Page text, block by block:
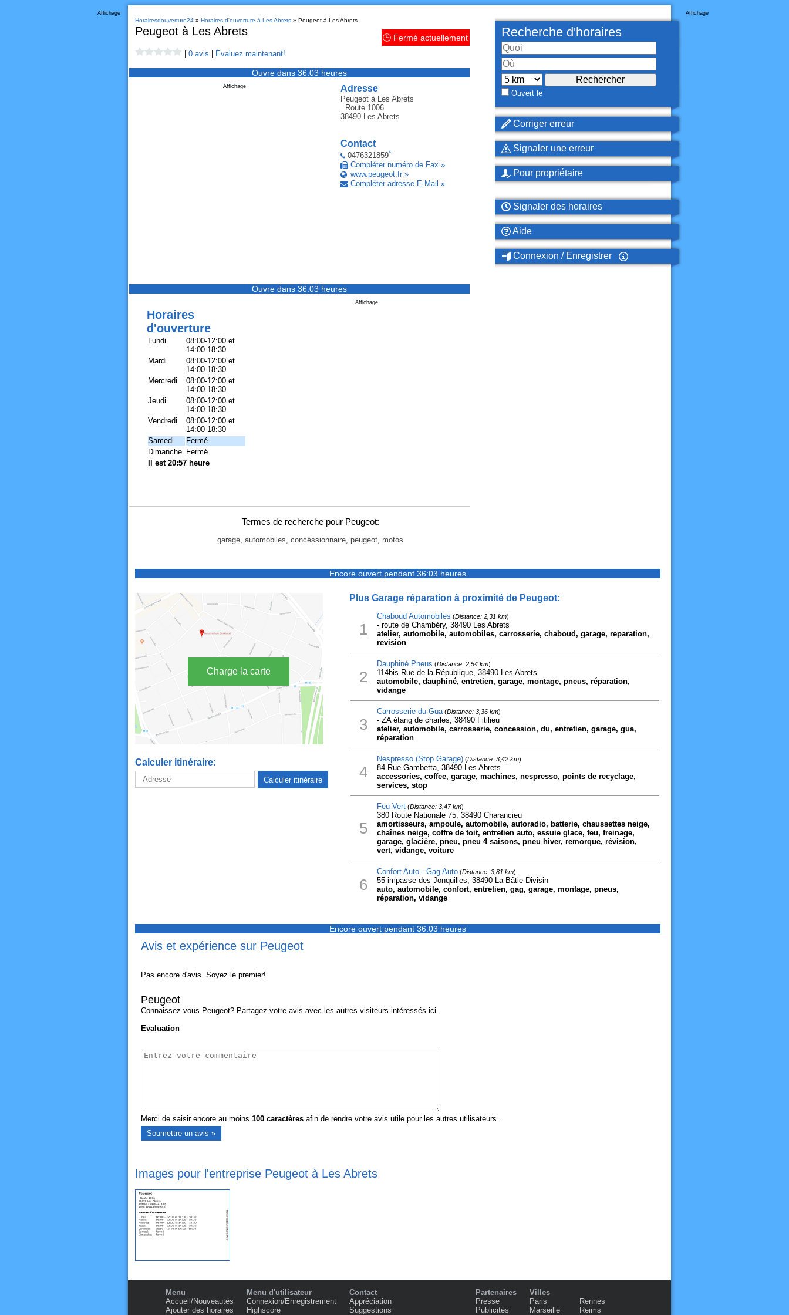
Affichage
Horairesdouverture24» Horaires d'ouverture à Les Abrets» Peugeot à Les Abrets
Peugeot à Les Abrets 🕒 Fermé actuellement
0 avis Évaluez maintenant!
Ouvre dans 36:03 heures
Adresse
Peugeotà Les Abrets
. Route 1006
38490 Les Abrets
Contact
0476321859*
Compléter numéro de Fax »
www.peugeot.fr »
Compléter adresse E-Mail »
Affichage
Ouvre dans 36:03 heures
Affichage
Horaires
d'ouverture
Lundi
08:00-12:00 et
14:00-18:30
Mardi
08:00-12:00 et
14:00-18:30
Mercredi
08:00-12:00 et
14:00-18:30
Jeudi
08:00-12:00 et
14:00-18:30
Vendredi
08:00-12:00 et
14:00-18:30
Samedi
Fermé
Dimanche
Fermé
Il est 20:57 heure
Termes de recherche pour Peugeot:
garage, automobiles, concéssionnaire, peugeot, motos
Affichage
Recherche d'horaires
Ouvert le
Corriger erreur
Signaler une erreur
Pour propriétaire
Signaler des horaires
Aide
Connexion / Enregistrer
Encore ouvert pendant 36:03 heures
Charge la carte
Calculer itinéraire:
Plus Garage réparation à proximité de Peugeot:
1
Chaboud Automobiles (Distance: 2,31 km)
- route de Chambéry, 38490 Les Abrets
atelier, automobile, automobiles, carrosserie, chaboud, garage, reparation,
revision
2
Dauphiné Pneus (Distance: 2,54 km)
114bis Rue de la République, 38490 Les Abrets
automobile, dauphiné, entretien, garage, montage, pneus, réparation,
vidange
3
Carrosserie du Gua(Distance: 3,36 km)
- ZA étang de charles, 38490 Fitilieu
atelier, automobile, carrosserie, concession, du, entretien, garage, gua,
réparation
4
Nespresso (Stop Garage)(Distance: 3,42 km)
84 Rue Gambetta, 38490 Les Abrets
accessories, coffee, garage, machines, nespresso, points de recyclage,
services, stop
5
Feu Vert(Distance: 3,47 km)
380 Route Nationale 75, 38490 Charancieu
amortisseurs, ampoule, automobile, autoradio, batterie, chaussettes neige,
chaînes neige, coffre de toit, entretien auto, essuie glace, feu, freinage,
garage, glacière, pneu, pneu 4 saisons, pneu hiver, remorque, révision,
vert, vidange, voiture
6
Confort Auto - Gag Auto(Distance: 3,81 km)
55 impasse des Jonquilles, 38490 La Bâtie-Divisin
auto, automobile, confort, entretien, gag, garage, montage, pneus,
réparation, vidange
Encore ouvert pendant 36:03 heures
Avis et expérience sur Peugeot
Pas encore d'avis. Soyez le premier!
Peugeot
Connaissez-vous Peugeot? Partagez votre avis avec les autres visiteurs intéressés ici.
Evaluation
Merci de saisir encore au moins 100caractèresafin de rendre votre avis utile pour les autres utilisateurs.
Images pour l'entreprise Peugeot à Les Abrets
Menu
Accueil/Nouveautés
Ajouter des horaires
Menu d'utilisateur
Connexion/Enregistrement
Highscore
Contact
Appréciation
Suggestions
Partenaires
Presse
Publicités
Villes
Paris
Marseille
Rennes
Reims